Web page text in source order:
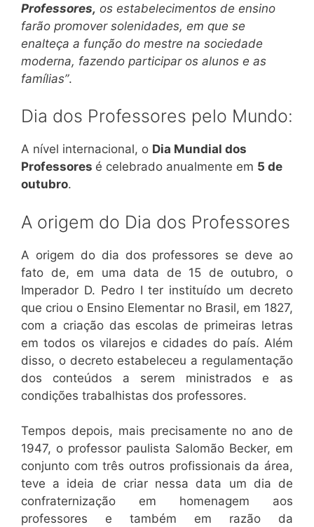
Professores, os estabelecimentos de ensino
farão promover solenidades, em que se
enalteça a função do mestre na sociedade
moderna, fazendo participar os alunos e as
famílias”.
Dia dos Professores pelo Mundo:
A nível internacional, o Dia Mundial dos
Professores é celebrado anualmente em 5 de
outubro.
A origem do Dia dos Professores
A origem do dia dos professores se deve ao
fato de, em uma data de 15 de outubro, o
Imperador D. Pedro I ter instituído um decreto
que criou o Ensino Elementar no Brasil, em 1827,
com a criação das escolas de primeiras letras
em todos os vilarejos e cidades do país. Além
disso, o decreto estabeleceu a regulamentação
dos conteúdos a serem ministrados e as
condições trabalhistas dos professores.
Tempos depois, mais precisamente no ano de
1947, o professor paulista Salomão Becker, em
conjunto com três outros profissionais da área,
teve a ideia de criar nessa data um dia de
confraternização em homenagem aos
professores e também em razão da